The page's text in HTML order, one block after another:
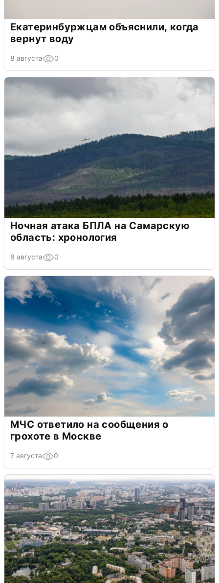
Екатеринбуржцам объяснили, когда
вернут воду
8 августа 0
Ночная атака БПЛА на Самарскую
область: хронология
8 августа 0
МЧС ответило на сообщения о
грохоте в Москве
7 августа 0